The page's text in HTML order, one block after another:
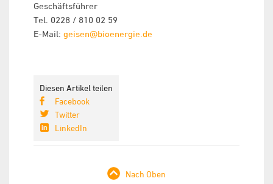
Geschäftsführer
Tel. 0228 / 810 02 59
E-Mail: geisen@bioenergie.de
Diesen Artikel teilen
Facebook
Twitter
LinkedIn
Nach Oben